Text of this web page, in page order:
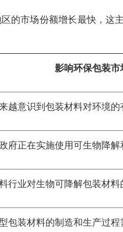
的市场份额增长最快，这
影响环保包装市
越意识到包装材料对环境的
府正在实施使用可生物降
行业对生物可降解包装材料
包装材料的制造和生产过程